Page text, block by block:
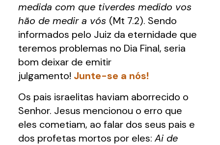
medida com que tiverdes medido vos
hão de medir a vós (Mt 7.2). Sendo
informados pelo Juiz da eternidade que
teremos problemas no Dia Final, seria
bom deixar de emitir
julgamento! Junte-se a nós!
Os pais israelitas haviam aborrecido o
Senhor. Jesus mencionou o erro que
eles cometiam, ao falar dos seus pais e
dos profetas mortos por eles: Ai de